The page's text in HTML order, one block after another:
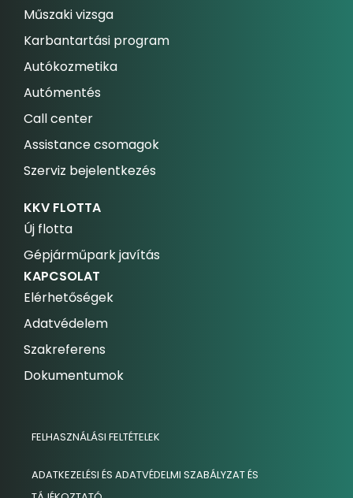
Műszaki vizsga
Karbantartási program
Autókozmetika
Autómentés
Call center
Assistance csomagok
Szerviz bejelentkezés
KKV FLOTTA
Új flotta
Gépjárműpark javítás
KAPCSOLAT
Elérhetőségek
Adatvédelem
Szakreferens
Dokumentumok
FELHASZNÁLÁSI FELTÉTELEK
ADATKEZELÉSI ÉS ADATVÉDELMI SZABÁLYZAT ÉS